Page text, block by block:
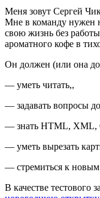
Меня зовут Сергей
Мне в команду нужен
свою жизнь без
ароматного кофе в
Он должен (или она
— уметь читать,,
— задавать вопросы
— знать HTML, XML,
— уметь вырезать
— стремиться к
В качестве тестового